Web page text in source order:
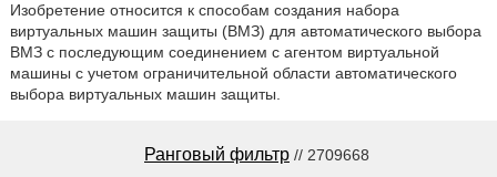
Изобретение относится к способам создания набора
виртуальных машин защиты (ВМЗ) для автоматического выбора
ВМЗ с последующим соединением с агентом виртуальной
машины с учетом ограничительной области автоматического
выбора виртуальных машин защиты.
Ранговый фильтр // 2709668